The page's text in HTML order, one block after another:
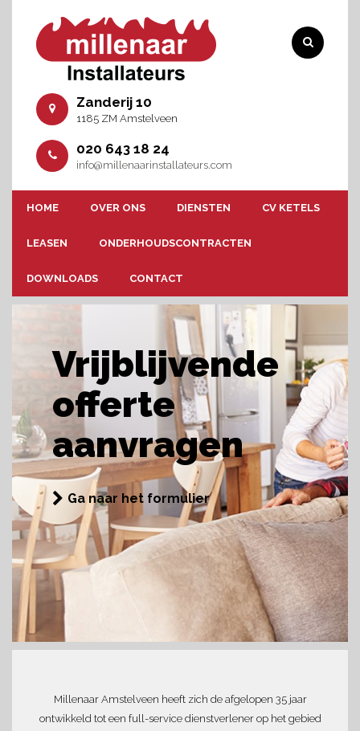
Zanderij 10
1185 ZM Amstelveen
020 643 18 24
info@millenaarinstallateurs.com
HOME OVER ONS DIENSTEN CV KETELS
LEASEN ONDERHOUDSCONTRACTEN
DOWNLOADS CONTACT
Vrijblijvende
offerte
aanvragen
Ga naar het formulier
Millenaar Amstelveen heeft zich de afgelopen 35 jaar
ontwikkeld tot een full-service dienstverlener op het gebied